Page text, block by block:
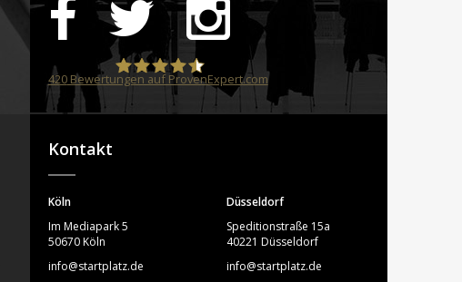
STARTPLATZ
420Bewertungen auf ProvenExpert.com
Kontakt
Köln
Im Mediapark 5
50670 Köln
info@startplatz.de
Düsseldorf
Speditionstraße 15a
40221 Düsseldorf
info@startplatz.de